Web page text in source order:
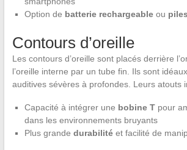
Option de batterie rechargeableou piles
Contours d’oreille
Les contours d’oreille sont placés derrière
l’oreille interne par un tube fin. Ils sont
auditives sévères à profondes. Leurs atouts
Capacité à intégrer une bobine Tpour
dans les environnements bruyants
Plus grande durabilitéet facilité de